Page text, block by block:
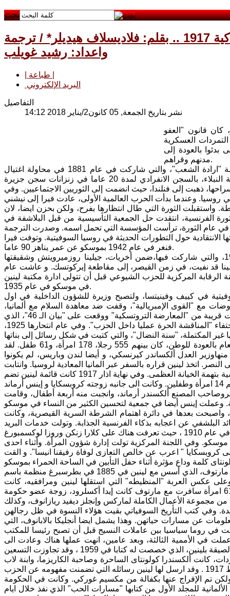
بحث
بمناسبة يوبيلها المئوي .. نساء ثورة اكتوبر الاشتراكية 1917 .. بقلم: فلاديسلاف هيديلر* / ترجمة
واعداد: رشيد غويلب
البريد الإلكتروني
التفاصيل
نشر بتاريخ الجمعة, 05 كانون2/يناير 2018 14:12
كان قانون "العفو
العسكرية
بدئوا بالعودة إلى
مدنهم وقراهم.
ومن بين السجينات المعروفات كانت فيرا فغنر، التي كانت احدى ناشطات منظمة "ارادة الشعب"، والتي شاركت في عام 1881 في محاولة اغتيال
القيصر الكسندر الثاني. وبسبب مشاركتها في التحضير للمحاولة حكمت، ابنة عائلة النبلاء، بالسجن الانفرادي لمدة 20 عاما في زنزانات سجن جزيرة
ذهبت إلى فنلندا، حيث انضمت إلى الثوريين الاجتماعيين. وفي
روسيا. وعندما بدأت الحرب العالمية الأولى، عادت فيرا إلى نيشني
الثورة التي طال انتظارها بفرح، ولكن بحزن ايضا، لان
الفرنسية، انتقدت حل الجمعية التأسيسية من قبل البلاشفة في
من المنفى في عام الثورة، ترأست المؤسسة التي تحمل اسمه. وصدرت الترجمة
فوق روسيا" في عام 1928 ، ولكن دون ملاحظاتها الانتقادية حول التطورات الحديثة في روسيا السوفيتية. وتوفت فيرا
فنغر في عام 1942 بموسكو عن عمر يناهز 90 عاما.
في مؤتمرات السلام اليسار الاممي في زيمروالد وكينتال في عامي 1915 ، 1916، والتي شاركت فيها،ضمن أخريات، جيلينا روزميرويتش وشقيقتها
قد نفيت، في زمن القيصر، إلى مقاطعة إيركوتسك. و عاشت عام
المركزية للحزب الشيوعي قبل أن تتولى ادارة مكتبة لينين
في موسكو في عام 1935.
في كييف وفينيتسا، ولتصبح وزيرة للشؤون الداخلية في اول
مع "القوى الإمبريالية"، وقفت ضد معاهدة السلام مع ألمانيا،
التي وقعت في بريست ليتوفسك في 3 مارس 1918 . وفي سنوات العشرينات كانت قريبة من "المعارضة التروتسكية" ووقعت على "بيان الـ 46"، الذي
كان موجها ضد أسلوب قيادة جوزيف ستالين الجامدة؛ واستنكرت بشكل اساسي اختفاء "المناقشة الحرة عمليا داخل الحزب". وفي عام انتحارها 1925،
فوجئ 794 مهاجرو روسيا في شباط 1917 باخبار الثورة، فسعوا في ربيع نفس العام بالعودة للوطن، كان بينهم 555 رجلا، 178 امرأة، و61 طفل. لقد
العدل ألكساندر كيرنسكي، و أيضا لندن وباريس، لم يكونوا
اتخذ لينين قراره بالسفر عبر المانيا المعادية لروسيا. وانتابت
بحثه عن شركاء لرحتله صعوبات، فالكثيرون كان يخشون الاعتقال في الحدود الروسية بتهمة الخيانة العظمى. وفي نهاية اذار 1917 كانت قائمة لينين تضم
المصنع ألكسندر أرماند، وانجبت منه أربعة أطفال، وقامت
في بطرسبورغ، واصبحت بعدها في دائرة اهتمام الشرطة السرية القيصرية، وكانت
لينين عام 1909 في باريس. وعبر القائد البلشفي عن اعجابه بذكاء الفرنسية الجذابة. وتولت خدمات البريد
وفي اللجنة المركزية تولت إدارة شؤون المرأة. وأثناء احدى
وتوفيت في عام 1920. وكتبت كلارا زتكن الى كروبسكايا " اعرب عن خالص التعازى لوفاة رفيقنا انيسا". و القت
وعاد في ايار من عام الثورة، مجموعة ثانية من المهاجرين الروس، برئاسة يوليوس مارتوف، الذي أسس مع لينين في 1885 في بطرسبرغ منظمة باسم
أجل تحرير الطبقة العاملة"، 240 مهاجرا بصبحبتهم 40 طفلا. وعلى عكس العربة "المنظيطه" التي استقلها لينين ومرافقيه، كانت
العربات الخمس التي تقل الآخرين ضاجه وغير منظبطه، ومليئة بالبهجه. ومن بين 61 امرأة سافرت مع مارتوف كانت إيدا أكسلرود، زوجة عضو حكومة
من مجموعة الأعمال الكاملة لماركس وإنجلز ديفيد ريازانوف، وكذلك
وفي كتب التأريخ السوفياتي بقيت هؤلاء النسوة في ظل رجالهن
عن مسارات حياتهن. وهذا يشمل ايضا أنجليكا بالابانوف، التي
التي درست في بروكسل ونشطت في روما سياسيا بين عاملات النسيج قبل أن تصبح رئيسا للمكتب
للأممية الثانية وتنظم مع كلارا زتكن مؤتمرات نسوية. وفي عام 1919 عملت في الأممية الثالثة، وبعد عامين، انهت عملها هناك وعادت الى
كانت ألكسندرا كولونتاى الساحرة وصاحبة الكاريزما، وابنة لاب
من أصول أوكرانية وأم فنلندية، والتي عادت من الولايات المتحدة الأمريكية في شباط 1917 . وقد ارسل لها لينين رسائله التي تضمنت مفهومه عن الحزب
"خيانة الوطن" ، ولكن تم الإفراج عنها بكفالة من مكسيم غوركي. وكانت في الحكومة
الرعاية الاجتماعية. وفي عام 1925 صدرت الترجمة الألمانية للمجلد الأول من كتابها "مسارات الحب" الذي نفذ خلال ايام